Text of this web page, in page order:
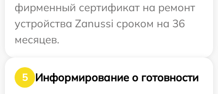
фирменный сертификат на ремонт
устройства Zanussi сроком на 36
месяцев.
5
Информирование о готовности